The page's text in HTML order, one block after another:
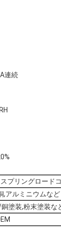
連続
プリングロード
,アルミニウムなど
塗装,粉末塗装な